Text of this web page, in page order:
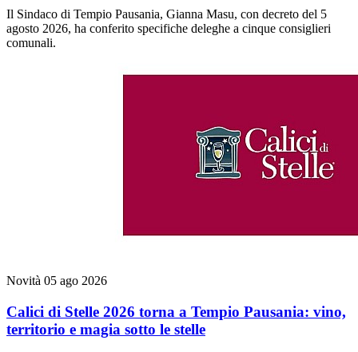
Il Sindaco di Tempio Pausania, Gianna Masu, con decreto del 5
agosto 2026, ha conferito specifiche deleghe a cinque consiglieri
comunali.
Novità 05 ago 2026
Calici di Stelle 2026 torna a Tempio Pausania: vino,
territorio e magia sotto le stelle